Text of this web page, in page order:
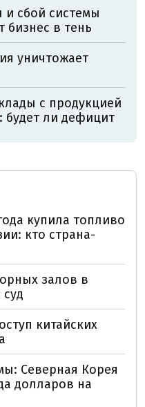
сбой системы
бизнес в тень
уничтожает
с продукцией
будет ли дефицит
купила топливо
кто страна-
залов в
китайских
Северная Корея
долларов на